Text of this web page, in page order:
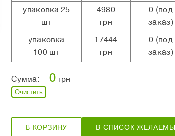
упаковка 25
шт
4980
грн
0 (под
заказ)
упаковка
100 шт
17444
грн
0 (под
заказ)
Сумма: 0 грн
Очистить
В КОРЗИНУ В СПИСОК